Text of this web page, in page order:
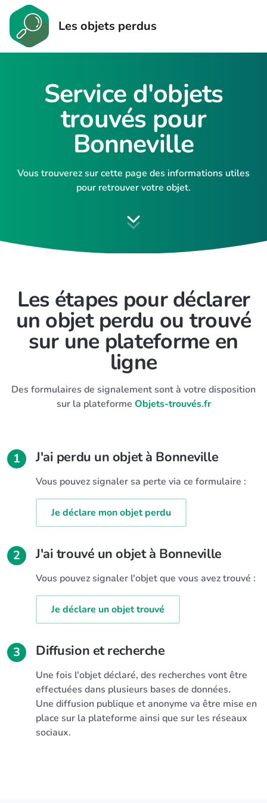
Les objets perdus
Service d'objets
trouvés pour
Bonneville
Vous trouverez sur cette page des informations utiles
pour retrouver votre objet.
Les étapes pour déclarer
un objet perdu ou trouvé
sur une plateforme en
ligne
Des formulaires de signalement sont à votre disposition
sur la plateforme Objets-trouvés.fr
1 J'ai perdu un objet à Bonneville
Vous pouvez signaler sa perte via ce formulaire :
Je déclare mon objet perdu
2 J'ai trouvé un objet à Bonneville
Vous pouvez signaler l'objet que vous avez trouvé :
Je déclare un objet trouvé
3 Diffusion et recherche
Une fois l'objet déclaré, des recherches vont être
effectuées dans plusieurs bases de données.
Une diffusion publique et anonyme va être mise en
place sur la plateforme ainsi que sur les réseaux
sociaux.